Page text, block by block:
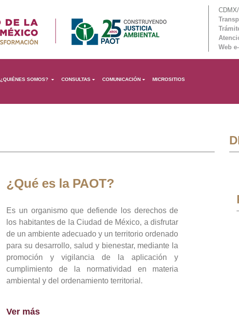
Web
¿QUIÉNES SOMOS? CONSULTAS COMUNICACIÓN MICROSITIOS
¿Qué es la PAOT?
Es un organismo que defiende los derechos de
los habitantes de la Ciudad de México, a disfrutar
de un ambiente adecuado y un territorio ordenado
para su desarrollo, salud y bienestar, mediante la
promoción y vigilancia de la aplicación y
cumplimiento de la normatividad en materia
ambiental y del ordenamiento territorial.
Ver más